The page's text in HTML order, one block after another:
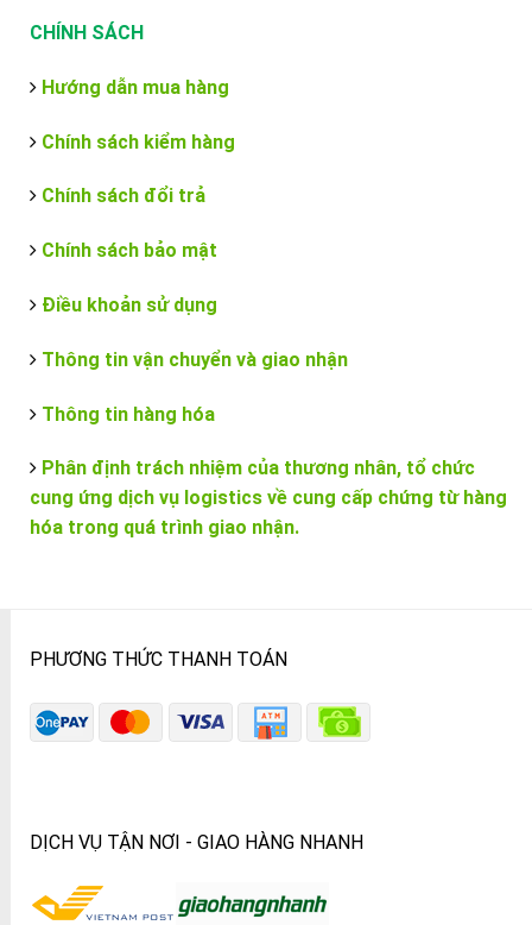
CHÍNH SÁCH
Hướng dẫn mua hàng
Chính sách kiểm hàng
Chính sách đổi trả
Chính sách bảo mật
Điều khoản sử dụng
Thông tin vận chuyển và giao nhận
Thông tin hàng hóa
Phân định trách nhiệm của thương nhân, tổ chức
cung ứng dịch vụ logistics về cung cấp chứng từ hàng
hóa trong quá trình giao nhận.
PHƯƠNG THỨC THANH TOÁN
DỊCH VỤ TẬN NƠI - GIAO HÀNG NHANH